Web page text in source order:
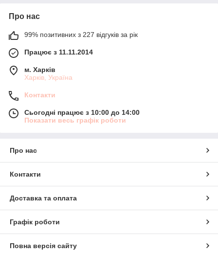
Про нас
99% позитивних з 227 відгуків за рік
Працює з 11.11.2014
м. Харків
Харків, Україна
Контакти
Сьогодні працює з 10:00 до 14:00
Показати весь графік роботи
Про нас
Контакти
Доставка та оплата
Графік роботи
Повна версія сайту